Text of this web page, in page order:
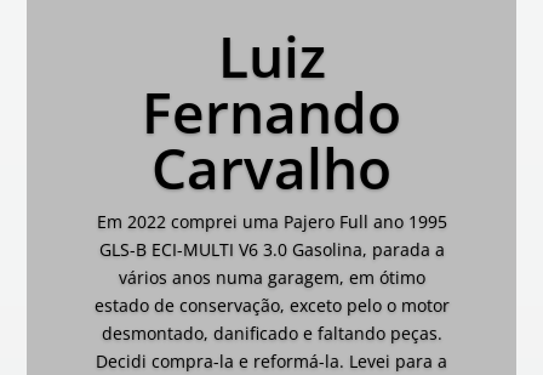
Luiz
Fernando
Carvalho
Em 2022 comprei uma Pajero Full ano 1995
GLS-B ECI-MULTI V6 3.0 Gasolina, parada a
vários anos numa garagem, em ótimo
estado de conservação, exceto pelo o motor
desmontado, danificado e faltando peças.
Decidi compra-la e reformá-la. Levei para a